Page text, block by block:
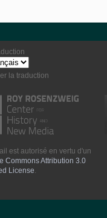
la traduction
est autorisé en vertu d'un
Commons Attribution 3.0
License